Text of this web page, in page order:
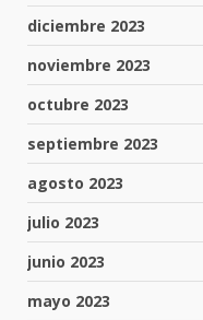
diciembre 2023
noviembre 2023
octubre 2023
septiembre 2023
agosto 2023
julio 2023
junio 2023
mayo 2023